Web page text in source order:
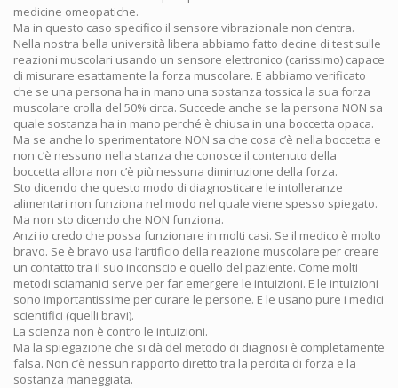
medicine omeopatiche.
Ma in questo caso specifico il sensore vibrazionale non c’entra.
Nella nostra bella università libera abbiamo fatto decine di test sulle
reazioni muscolari usando un sensore elettronico (carissimo) capace
di misurare esattamente la forza muscolare. E abbiamo verificato
che se una persona ha in mano una sostanza tossica la sua forza
muscolare crolla del 50% circa. Succede anche se la persona NON sa
quale sostanza ha in mano perché è chiusa in una boccetta opaca.
Ma se anche lo sperimentatore NON sa che cosa c’è nella boccetta e
non c’è nessuno nella stanza che conosce il contenuto della
boccetta allora non c’è più nessuna diminuzione della forza.
Sto dicendo che questo modo di diagnosticare le intolleranze
alimentari non funziona nel modo nel quale viene spesso spiegato.
Ma non sto dicendo che NON funziona.
Anzi io credo che possa funzionare in molti casi. Se il medico è molto
bravo. Se è bravo usa l’artificio della reazione muscolare per creare
un contatto tra il suo inconscio e quello del paziente. Come molti
metodi sciamanici serve per far emergere le intuizioni. E le intuizioni
sono importantissime per curare le persone. E le usano pure i medici
scientifici (quelli bravi).
La scienza non è contro le intuizioni.
Ma la spiegazione che si dà del metodo di diagnosi è completamente
falsa. Non c’è nessun rapporto diretto tra la perdita di forza e la
sostanza maneggiata.